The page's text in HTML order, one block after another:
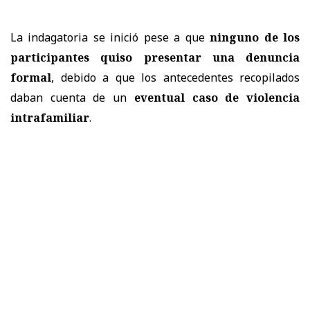
La indagatoria se inició pese a queninguno de los
participantes quiso presentar una denuncia
formal, debido a que los antecedentes recopilados
daban cuenta de un eventual caso de violencia
intrafamiliar.